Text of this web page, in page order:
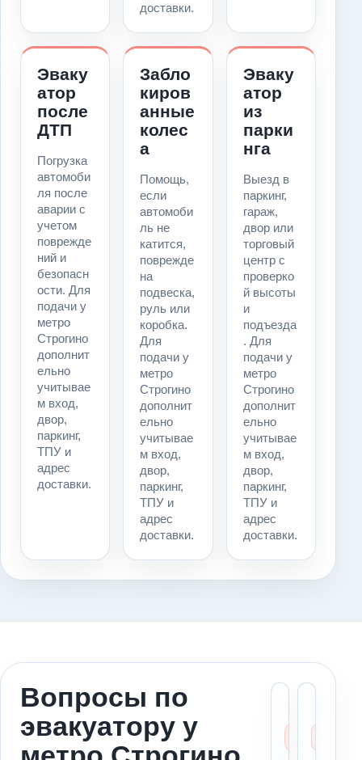
доставки.
Эваку
атор
после
ДТП
Погрузка
автомоби
ля после
аварии с
учетом
поврежде
ний и
безопасн
ости. Для
подачи у
метро
Строгино
дополнит
ельно
учитывае
м вход,
двор,
паркинг,
ТПУ и
адрес
доставки.
Забло
киров
анные
колес
а
Помощь,
если
автомоби
ль не
катится,
поврежде
на
подвеска,
руль или
коробка.
Для
подачи у
метро
Строгино
дополнит
ельно
учитывае
м вход,
двор,
паркинг,
ТПУ и
адрес
доставки.
Эваку
атор
из
парки
нга
Выезд в
паркинг,
гараж,
двор или
торговый
центр с
проверко
й высоты
и
подъезда
. Для
подачи у
метро
Строгино
дополнит
ельно
учитывае
м вход,
двор,
паркинг,
ТПУ и
адрес
доставки.
Вопросы по
эвакуатору у